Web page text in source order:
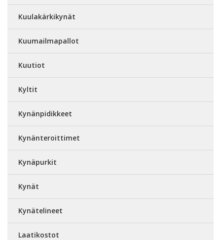
Kuulakärkikynät
Kuumailmapallot
Kuutiot
Kyltit
Kynänpidikkeet
Kynänteroittimet
Kynäpurkit
Kynät
Kynätelineet
Laatikostot